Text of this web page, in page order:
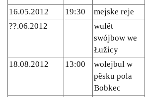
16.05.2012 19:30 mejske reje
??.06.2012
wulět
swójbow we
Łužicy
18.08.2012 13:00
wolejbul w
pěsku pola
Bobkec